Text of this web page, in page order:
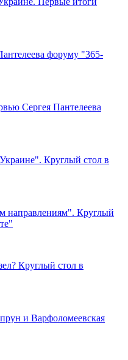
форуму "365-
Сергея Пантелеева
Круглый стол в
направлениям". Круглый
Круглый стол в
и Варфоломеевская